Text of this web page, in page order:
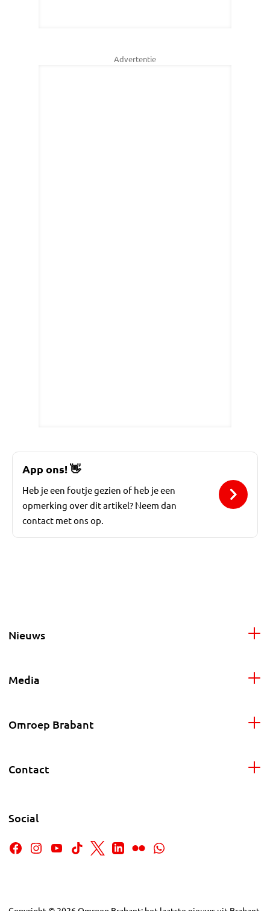
Advertentie
App ons!👋
Heb je een foutje gezien of heb je een
opmerking over dit artikel? Neem dan
contact met ons op.
Nieuws
Media
Omroep Brabant
Contact
Social